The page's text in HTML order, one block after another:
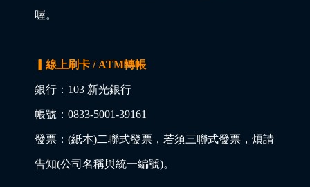
喔。
▎線上刷卡 / ATM轉帳
銀行：103 新光銀行
帳號：0833-5001-39161
發票：(紙本)二聯式發票，若須三聯式發票，煩請
告知(公司名稱與統一編號)。